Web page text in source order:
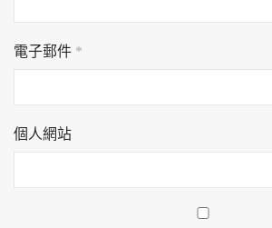
電子郵件 *
個人網站